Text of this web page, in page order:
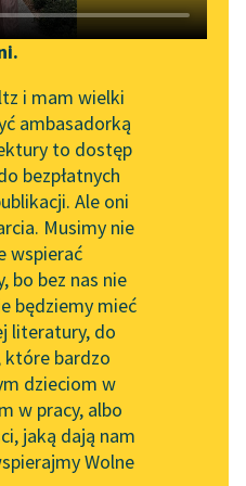
Zgłoś brak utworu
Narzędzia
Mapa Wolnych Lektur
Leśmianator
Przewodnik dla piszących i
czytających
API
OAI-PMH
Widget Wolnych Lektur
Przypisy
i mam wielki
ambasadorką
to dostęp
bezpłatnych
Ale oni
Musimy nie
wspierać
bo bez nas nie
będziemy mieć
literatury, do
które bardzo
dzieciom w
w pracy, albo
jaką dają nam
Wolne
Tadeusz Boy-Żeleński
Potem Sainte-Beuve,
który jest
melancholijnie
nastrojony, skarży się
na starość.
Komplementują go, że
nigdy nie...
Czytaj więcej